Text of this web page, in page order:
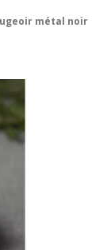
métal noir